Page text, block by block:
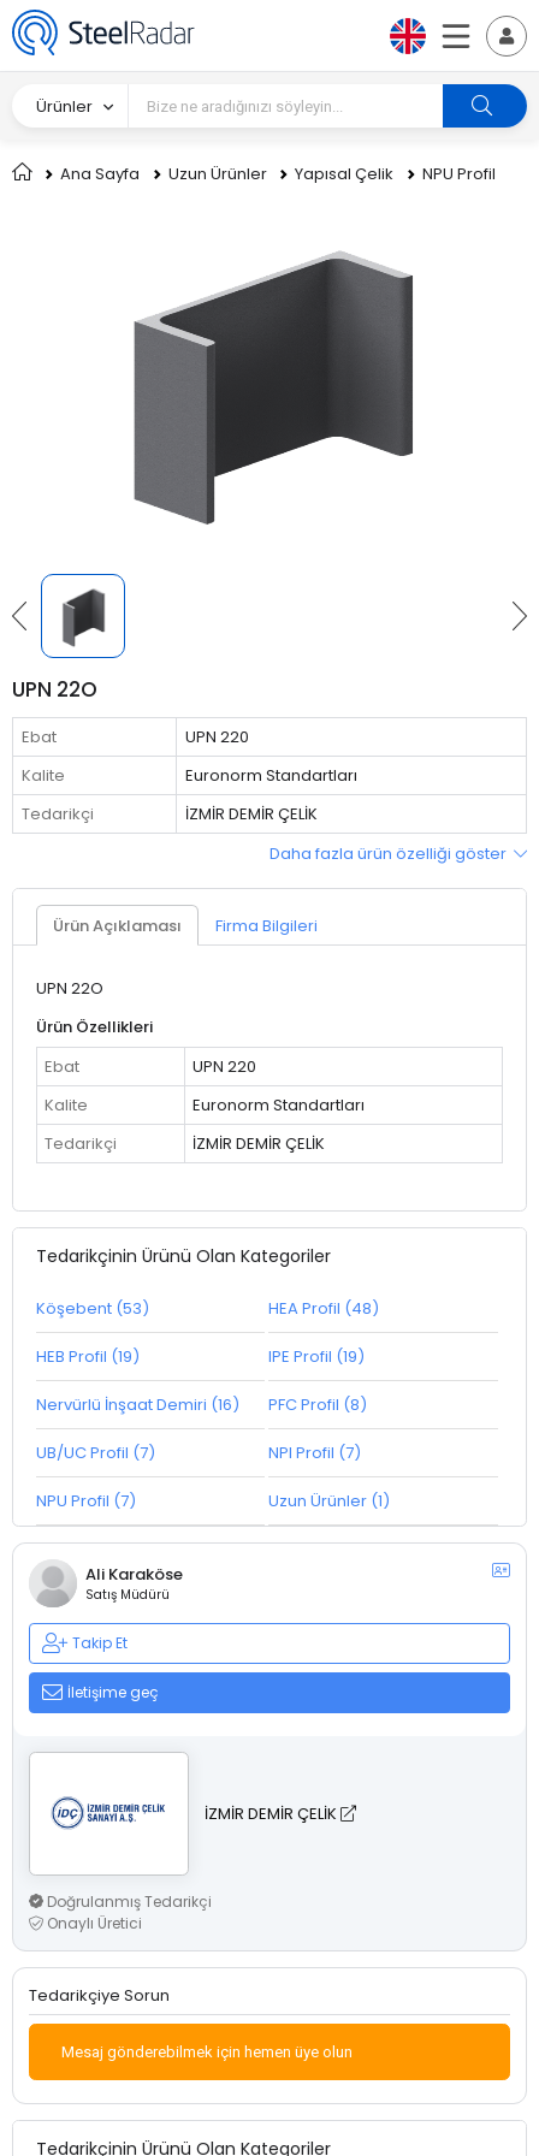
Ürünler
Ana Sayfa Uzun Ürünler Yapısal Çelik NPU Profil
UPN 22O
Ebat
UPN 220
Kalite
Euronorm Standartları
Tedarikçi
İZMİR DEMİR ÇELİK
Daha fazla ürün özelliği göster
Ürün Açıklaması Firma Bilgileri
UPN 22O
Ürün Özellikleri
Ebat
UPN 220
Kalite
Euronorm Standartları
Tedarikçi
İZMİR DEMİR ÇELİK
Tedarikçinin Ürünü Olan Kategoriler
Köşebent (53) HEA Profil (48)
HEB Profil (19) IPE Profil (19)
Nervürlü İnşaat Demiri (16) PFC Profil (8)
UB/UC Profil (7) NPI Profil (7)
NPU Profil (7) Uzun Ürünler (1)
Ali Karaköse
Satış Müdürü
Takip Et
İletişime geç
İZMİR DEMİR ÇELİK
Doğrulanmış Tedarikçi
Onaylı Üretici
Tedarikçiye Sorun
Mesaj gönderebilmek için hemen üye olun
Tedarikçinin Ürünü Olan Kategoriler